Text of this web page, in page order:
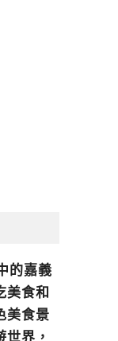
的嘉義
美食和
美食景
界，